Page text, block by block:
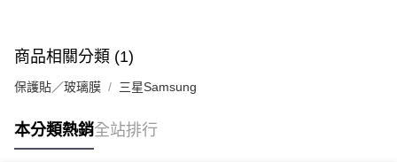
商品相關分類 (1)
保護貼／玻璃膜 三星Samsung
本分類熱銷全站排行